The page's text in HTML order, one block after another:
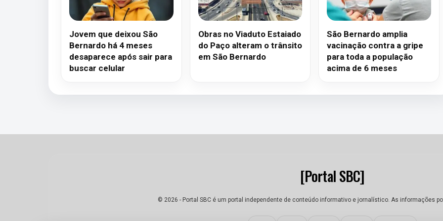
Jovem que deixou São
Bernardo há 4 meses
desaparece após sair para
buscar celular
Obras no Viaduto Estaiado
do Paço alteram o trânsito
em São Bernardo
São Bernardo amplia
vacinação contra a gripe
para toda a população
acima de 6 meses
[Portal SBC]
© 2026 - Portal SBC é um portal independente de conteúdo informativo e jornalístico. As informações